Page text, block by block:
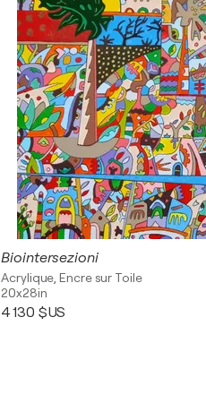
Biointersezioni
Acrylique, Encre sur Toile
20x28in
4 130 $US